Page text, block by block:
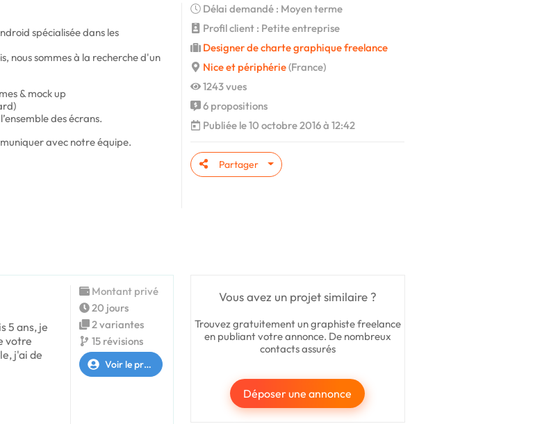
spécialisée dans les
nous sommes à la recherche d'un
& mock up
des écrans.
avec notre équipe.
Délai demandé : Moyen terme
Profil client : Petite entreprise
Designer de charte graphique freelance
Nice et périphérie(France)
1243 vues
6 propositions
Publiée le 10 octobre 2016 à 12:42
Partager
Vous avez un projet similaire ?
Trouvez gratuitement un graphiste freelance
en publiant votre annonce. De nombreux
contacts assurés
Déposer une annonce
5 ans, je
votre
j'ai de
Montant privé
20 jours
2 variantes
15 révisions
Voir le profil